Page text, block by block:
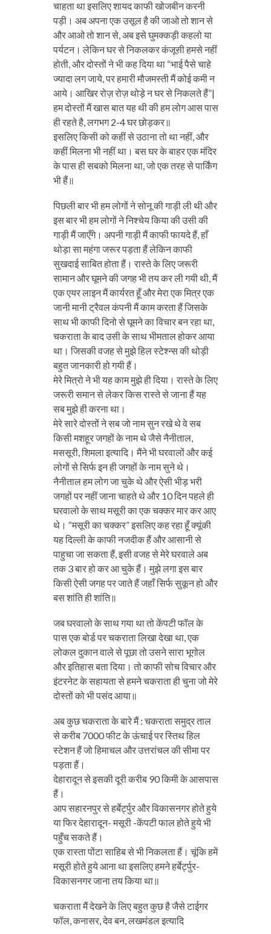
चाहता था इसलिए शायद काफी खोजबीन करनी
पड़ी। अब अपना एक उसूल है की जाओ तो शान से
और आओ तो शान से, अब इसे घुमक्कड़ी कहलो या
पर्यटन। लेकिन घर से निकलकर कंजूसी हमसे नहीं
होती, और दोस्तों ने भी कह दिया था “भाई पैसे चाहे
ज्यादा लग जाये, पर हमारी मौजमस्ती मैं कोई कमी न
आये। आखिर रोज़ रोज़ थोड़े न घर से निकलते हैं”|
हम दोस्तों मैं खास बात यह थी की हम लोग आस पास
ही रहते है, लगभग 2-4 घर छोड़कर॥
इसलिए किसी को कहीं से उठाना तो था नहीं, और
कहीं मिलना भी नहीं था। बस घर के बाहर एक मंदिर
के पास ही सबको मिलना था, जो एक तरह से पार्किंग
भी हैं॥
पिछली बार भी हम लोगों ने सोनू की गाड़ी ली थी और
इस बार भी हम लोगों ने निश्चेय किया की उसी की
गाड़ी मैं जाएँगे। अपनी गाड़ी मैं काफी फायदे हैं, हाँ
थोड़ा सा महंगा जरूर पड़ता हैं लेकिन काफी
सुखदाई साबित होता हैं। रास्ते के लिए जरूरी
सामान और घूमने की जगह भी तय कर ली गयी थी, मैं
एक एयर लाइन मैं कार्यरत हूँ और मेरा एक मित्र एक
जानी मानी ट्रैवल कंपनी मैं काम करता हैं जिसके
साथ भी काफी दिनो से घूमने का विचार बन रहा था,
चकराता के बाद उसी के साथ भीमताल होकर आया
था। जिसकी वजह से मुझे हिल स्टेश्न्स की थोड़ी
बहुत जानकारी हो गयी हैं।
मेरे मित्रो ने भी यह काम मुझे ही दिया। रास्ते के लिए
जरूरी समान से लेकर किस रास्ते से जाना हैं यह
सब मुझे ही करना था।
मेरे सारे दोस्तों ने सब जो नाम सुन रखे थे वे सब
किसी मशहूर जगहों के नाम थे जैसे नैनीताल,
मससूरी, शिमला इत्यादि। मैंने भी घरवालों और कई
लोगों से सिर्फ इन ही जगहों के नाम सुने थे।
नैनीताल हम लोग जा चुके थे और ऐसी भीड़ भरी
जगहों पर नहीं जाना चाहते थे और 10 दिन पहले ही
घरवालो के साथ मसूरी का एक चक्कर मार कर आए
थे। “मसूरी का चक्कर” इसलिए कह रहा हूँ क्यूंकी
यह दिल्ली के काफी नजदीक हैं और आसानी से
पाहुचा जा सकता हैं, इसी वजह से मेरे घरवाले अब
तक 3 बार हो कर आ चुके हैं। मुझे लगा इस बार
किसी ऐसी जगह पर जाते हैं जहाँ सिर्फ सुकून हो और
बस शांति ही शांति॥
जब घरवालो के साथ गया था तो केंपटी फॉल के
पास एक बोर्ड पर चकराता लिखा देखा था, एक
लोकल दुकान वाले से पूछा तो उसने सारा भूगोल
और इतिहास बता दिया। तो काफी सोच विचार और
इंटरनेट के सहायता से हमने चकराता ही चुना जो मेरे
दोस्तों को भी पसंद आया॥
अब कुछ चकराता के बारे मैं : चकराता समुद्र ताल
से करीब 7000 फीट के ऊंचाई पर स्तिथ हिल
स्टेशन हैं जो हिमाचल और उत्तरांचल की सीमा पर
पड़ता हैं।
देहारादून से इसकी दूरी करीब 90 किमी के आसपास
हैं।
आप सहारनपुर से हर्बेर्ट्पुर और विकासनगर होते हुये
या फिर देहारादून- मसूरी -केंपटी फाल होते हुये भी
पहुँच सकते हैं।
एक रास्ता पोंटा साहिब से भी निकलता हैं। चूंकि हमें
मसूरी होते हुये आना था इसलिए हमने हर्बेर्ट्पुर-
विकासनगर जाना तय किया था॥
चकराता मैं देखने के लिए बहुत कुछ है जैसे टाईगर
फॉल, कनासर, देव बन, लखमंडल इत्यादि